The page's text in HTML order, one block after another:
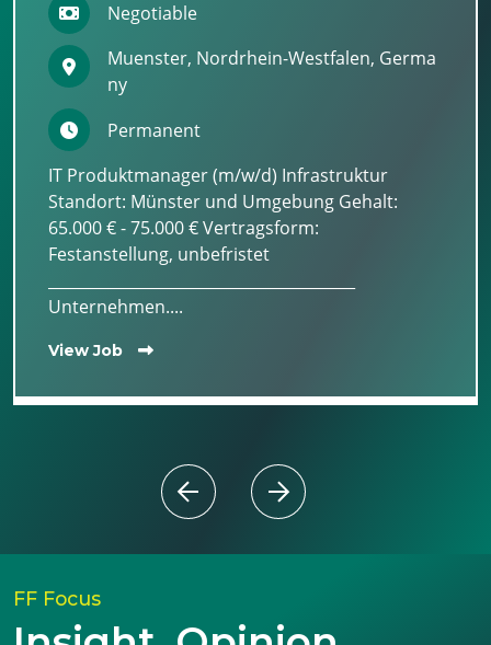
Negotiable
Muenster, Nordrhein-Westfalen, Germa
ny
Permanent
IT Produktmanager (m/w/d) Infrastruktur
Standort: Münster und Umgebung Gehalt:
65.000 € - 75.000 € Vertragsform:
Festanstellung, unbefristet
Unternehmen....
View Job
FF Focus